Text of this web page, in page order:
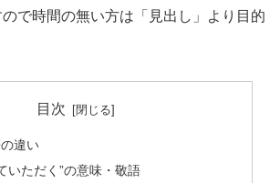
で時間の無い方は「見出し」より目的
目次
違い
いただく”の意味・敬語